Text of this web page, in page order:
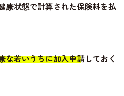
康状態で計算された保険料を払
な若いうちに加入申請しておく